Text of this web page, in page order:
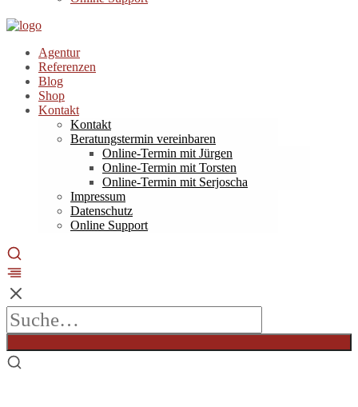
Agentur
Referenzen
Blog
Shop
Kontakt
Kontakt
Beratungstermin vereinbaren
Online-Termin mit Jürgen
Online-Termin mit Torsten
Online-Termin mit Serjoscha
Impressum
Datenschutz
Online Support